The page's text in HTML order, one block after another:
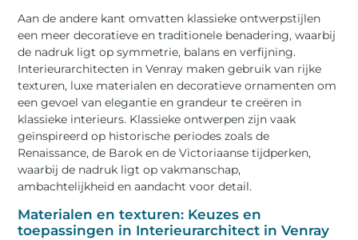
Aan de andere kant omvatten klassieke ontwerpstijlen
een meer decoratieve en traditionele benadering, waarbij
de nadruk ligt op symmetrie, balans en verfijning.
Interieurarchitecten in Venray maken gebruik van rijke
texturen, luxe materialen en decoratieve ornamenten om
een gevoel van elegantie en grandeur te creëren in
klassieke interieurs. Klassieke ontwerpen zijn vaak
geïnspireerd op historische periodes zoals de
Renaissance, de Barok en de Victoriaanse tijdperken,
waarbij de nadruk ligt op vakmanschap,
ambachtelijkheid en aandacht voor detail.
Materialen en texturen: Keuzes en
toepassingen in Interieurarchitect in Venray